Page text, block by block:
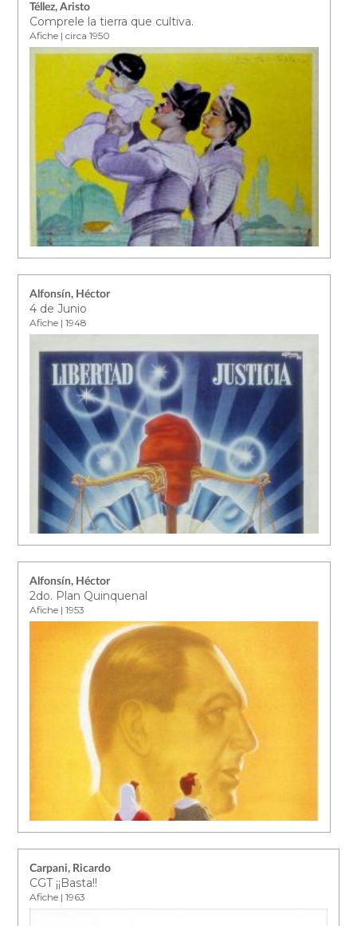
Téllez, Aristo
Comprele la tierra que cultiva.
Afiche | circa 1950
Alfonsín, Héctor
4 de Junio
Afiche | 1948
Alfonsín, Héctor
2do. Plan Quinquenal
Afiche | 1953
Carpani, Ricardo
CGT ¡¡Basta!!
Afiche | 1963